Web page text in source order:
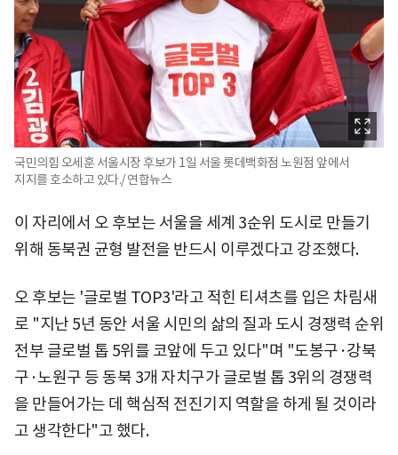
국민의힘 오세훈 서울시장 후보가 1일 서울 롯데백화점 노원점 앞에서
지지를 호소하고 있다./ 연합뉴스
이 자리에서 오 후보는 서울을 세계 3순위 도시로 만들기
위해 동북권 균형 발전을 반드시 이루겠다고 강조했다.
오 후보는 '글로벌 TOP3'라고 적힌 티셔츠를 입은 차림새
로 "지난 5년 동안 서울 시민의 삶의 질과 도시 경쟁력 순위
전부 글로벌 톱 5위를 코앞에 두고 있다"며 "도봉구·강북
구·노원구 등 동북 3개 자치구가 글로벌 톱 3위의 경쟁력
을 만들어가는 데 핵심적 전진기지 역할을 하게 될 것이라
고 생각한다"고 했다.